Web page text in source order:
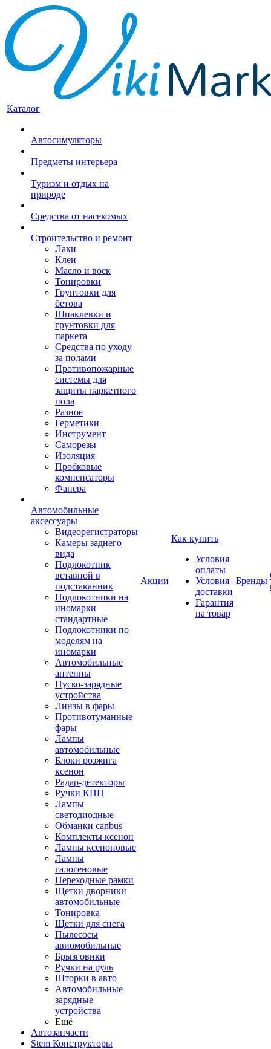
Каталог
Автосимуляторы
Предметы интерьера
Туризм и отдых на
природе
Средства от насекомых
Строительство и ремонт
Лаки
Клеи
Масло и воск
Тонировки
Грунтовки для
бетова
Шпаклевки и
грунтовки для
паркета
Средства по уходу
за полами
Противопожарные
системы для
защиты паркетного
пола
Разное
Герметики
Инструмент
Саморезы
Изоляция
Пробковые
компенсаторы
Фанера
Автомобильные
аксессуары
Видеорегистраторы
Камеры заднего
вида
Подлокотник
вставной в
подстаканник
Подлокотники на
иномарки
стандартные
Подлокотники по
моделям на
иномарки
Автомобильные
антенны
Пуско-зарядные
устройства
Линзы в фары
Противотуманные
фары
Лампы
автомобильные
Блоки розжига
ксенон
Радар-детекторы
Ручки КПП
Лампы
светодиодные
Обманки canbus
Комплекты ксенон
Лампы ксеноновые
Лампы
галогеновые
Переходные рамки
Щетки дворники
автомобильные
Тонировка
Щетки для снега
Пылесосы
авиомобильные
Брызговики
Ручки на руль
Шторки в авто
Автомобильные
зарядные
устройства
Ещё
Автозапчасти
Stem Конструкторы
Акции
Как купить
Условия
оплаты
Условия
доставки
Гарантия
на товар
Бренды